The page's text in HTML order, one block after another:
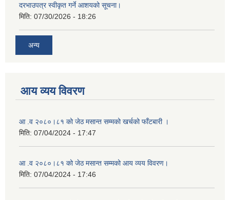
दरभाउपत्र स्वीकृत गर्ने आशयको सूचना।
मिति: 07/30/2026 - 18:26
अन्य
आय व्यय विवरण
आ .व २०८०।८१ को जेठ मसान्त सम्मको खर्चको फाँटबारी ।
मिति: 07/04/2024 - 17:47
आ .व २०८०।८१ को जेठ मसान्त सम्मको आय व्यय विवरण।
मिति: 07/04/2024 - 17:46